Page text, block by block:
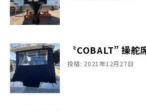
〝COBALT” 操舵
投稿: 2021年12月27日